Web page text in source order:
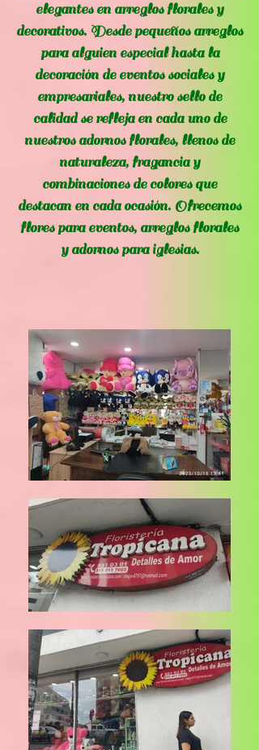
elegantes en arreglos florales y
decorativos. Desde pequeños arreglos
para alguien especial hasta la
decoración de eventos sociales y
empresariales, nuestro sello de
calidad se refleja en cada uno de
nuestros adornos florales, llenos de
naturaleza, fragancia y
combinaciones de colores que
destacan en cada ocasión. Ofrecemos
flores para eventos, arreglos florales
y adornos para iglesias.